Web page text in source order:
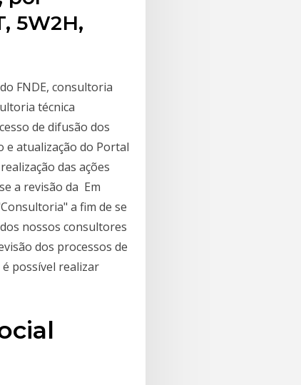
5W2H,
FNDE, consultoria
técnica
de difusão dos
e atualização do Portal
das ações
a revisão da Em
a fim de se
nossos consultores
dos processos de
possível realizar